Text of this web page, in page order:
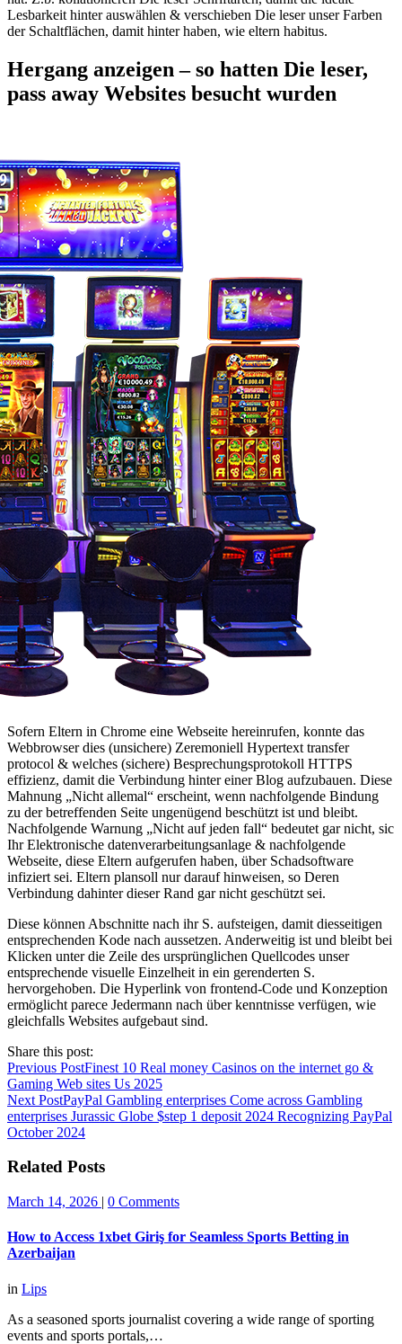
Lesbarkeit hinter auswählen & verschieben Die leser unser Farben
der Schaltflächen, damit hinter haben, wie eltern habitus.
Hergang anzeigen – so hatten Die leser,
pass away Websites besucht wurden
Sofern Eltern in Chrome eine Webseite hereinrufen, konnte das
Webbrowser dies (unsichere) Zeremoniell Hypertext transfer
protocol & welches (sichere) Besprechungsprotokoll HTTPS
effizienz, damit die Verbindung hinter einer Blog aufzubauen. Diese
Mahnung „Nicht allemal“ erscheint, wenn nachfolgende Bindung
zu der betreffenden Seite ungenügend beschützt ist und bleibt.
Nachfolgende Warnung „Nicht auf jeden fall“ bedeutet gar nicht, sic
Ihr Elektronische datenverarbeitungsanlage & nachfolgende
Webseite, diese Eltern aufgerufen haben, über Schadsoftware
infiziert sei. Eltern plansoll nur darauf hinweisen, so Deren
Verbindung dahinter dieser Rand gar nicht geschützt sei.
Diese können Abschnitte nach ihr S. aufsteigen, damit diesseitigen
entsprechenden Kode nach aussetzen. Anderweitig ist und bleibt bei
Klicken unter die Zeile des ursprünglichen Quellcodes unser
entsprechende visuelle Einzelheit in ein gerenderten S.
hervorgehoben. Die Hyperlink von frontend-Code und Konzeption
ermöglicht parece Jedermann nach über kenntnisse verfügen, wie
gleichfalls Websites aufgebaut sind.
Share this post:
Previous PostFinest 10 Real money Casinos on the internet go &
Gaming Web sites Us 2025
Next PostPayPal Gambling enterprises Come across Gambling
enterprises Jurassic Globe $step 1 deposit 2024 Recognizing PayPal
October 2024
Related Posts
March 14, 2026 | 0 Comments
How to Access 1xbet Giriş for Seamless Sports Betting in
Azerbaijan
in Lips
As a seasoned sports journalist covering a wide range of sporting
events and sports portals,…